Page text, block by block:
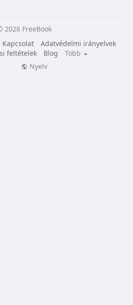
2026 FreeBook
Kapcsolat
Adatvédelmi irányelvek
feltételek
Blog
Több
Nyelv